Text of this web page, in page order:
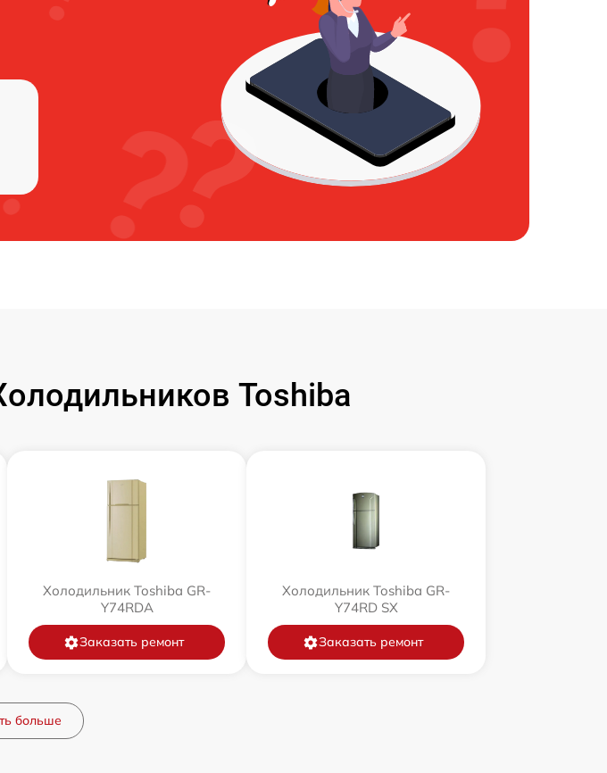
Toshiba
Холодильник Toshiba GR-
Y74RDA
Заказать ремонт
Холодильник Toshiba GR-
Y74RD SX
Заказать ремонт
больше